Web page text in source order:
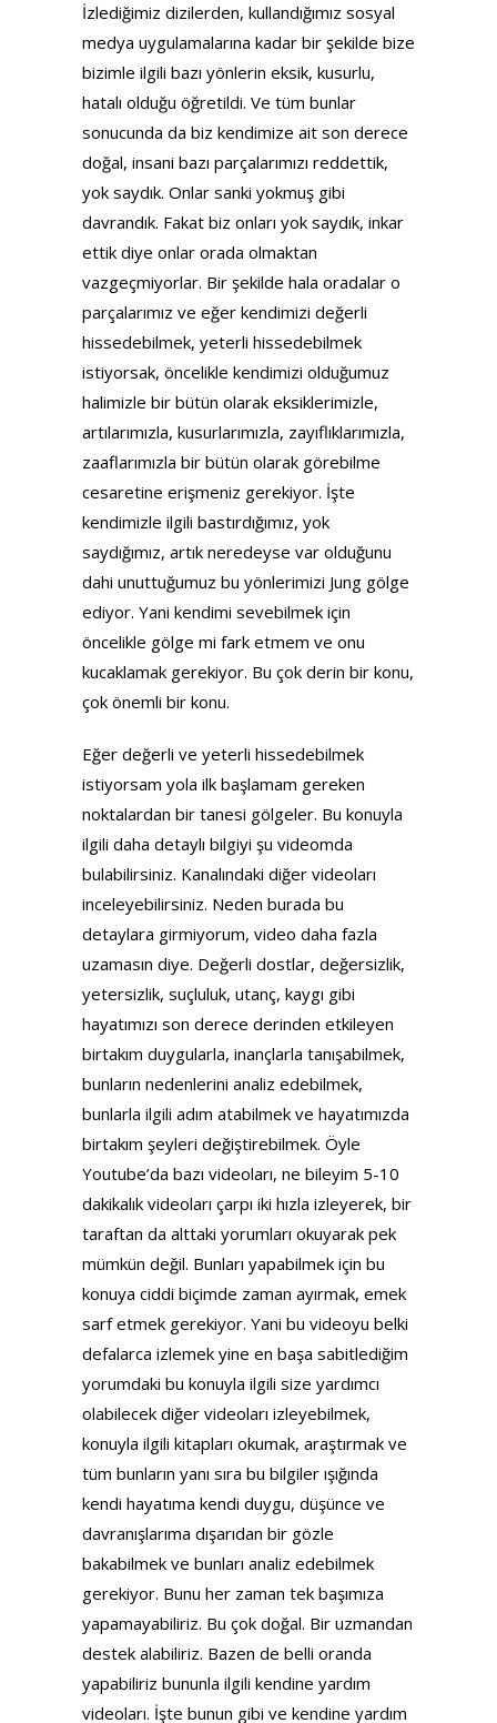
İzlediğimiz dizilerden, kullandığımız sosyal
medya uygulamalarına kadar bir şekilde bize
bizimle ilgili bazı yönlerin eksik, kusurlu,
hatalı olduğu öğretildi. Ve tüm bunlar
sonucunda da biz kendimize ait son derece
doğal, insani bazı parçalarımızı reddettik,
yok saydık. Onlar sanki yokmuş gibi
davrandık. Fakat biz onları yok saydık, inkar
ettik diye onlar orada olmaktan
vazgeçmiyorlar. Bir şekilde hala oradalar o
parçalarımız ve eğer kendimizi değerli
hissedebilmek, yeterli hissedebilmek
istiyorsak, öncelikle kendimizi olduğumuz
halimizle bir bütün olarak eksiklerimizle,
artılarımızla, kusurlarımızla, zayıflıklarımızla,
zaaflarımızla bir bütün olarak görebilme
cesaretine erişmeniz gerekiyor. İşte
kendimizle ilgili bastırdığımız, yok
saydığımız, artık neredeyse var olduğunu
dahi unuttuğumuz bu yönlerimizi Jung gölge
ediyor. Yani kendimi sevebilmek için
öncelikle gölge mi fark etmem ve onu
kucaklamak gerekiyor. Bu çok derin bir konu,
çok önemli bir konu.
Eğer değerli ve yeterli hissedebilmek
istiyorsam yola ilk başlamam gereken
noktalardan bir tanesi gölgeler. Bu konuyla
ilgili daha detaylı bilgiyi şu videomda
bulabilirsiniz. Kanalındaki diğer videoları
inceleyebilirsiniz. Neden burada bu
detaylara girmiyorum, video daha fazla
uzamasın diye. Değerli dostlar, değersizlik,
yetersizlik, suçluluk, utanç, kaygı gibi
hayatımızı son derece derinden etkileyen
birtakım duygularla, inançlarla tanışabilmek,
bunların nedenlerini analiz edebilmek,
bunlarla ilgili adım atabilmek ve hayatımızda
birtakım şeyleri değiştirebilmek. Öyle
Youtube’da bazı videoları, ne bileyim 5-10
dakikalık videoları çarpı iki hızla izleyerek, bir
taraftan da alttaki yorumları okuyarak pek
mümkün değil. Bunları yapabilmek için bu
konuya ciddi biçimde zaman ayırmak, emek
sarf etmek gerekiyor. Yani bu videoyu belki
defalarca izlemek yine en başa sabitlediğim
yorumdaki bu konuyla ilgili size yardımcı
olabilecek diğer videoları izleyebilmek,
konuyla ilgili kitapları okumak, araştırmak ve
tüm bunların yanı sıra bu bilgiler ışığında
kendi hayatıma kendi duygu, düşünce ve
davranışlarıma dışarıdan bir gözle
bakabilmek ve bunları analiz edebilmek
gerekiyor. Bunu her zaman tek başımıza
yapamayabiliriz. Bu çok doğal. Bir uzmandan
destek alabiliriz. Bazen de belli oranda
yapabiliriz bununla ilgili kendine yardım
videoları. İşte bunun gibi ve kendine yardım